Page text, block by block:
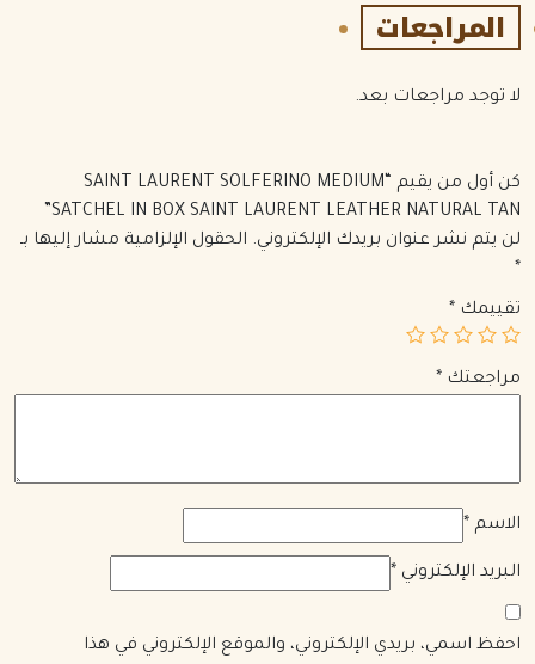
المراجعات
لا توجد مراجعات بعد.
كن أول من يقيم “SAINT LAURENT SOLFERINO MEDIUM
SATCHEL IN BOX SAINT LAURENT LEATHER NATURAL TAN”
لن يتم نشر عنوان بريدك الإلكتروني. الحقول الإلزامية مشار إليها بـ
*
تقييمك *
مراجعتك *
الاسم *
البريد الإلكتروني *
احفظ اسمي، بريدي الإلكتروني، والموقع الإلكتروني في هذا